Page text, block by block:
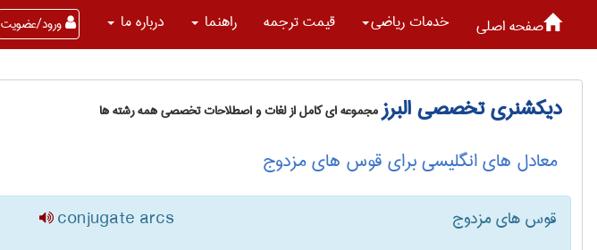
صفحه اصلی خدمات رياضی قیمت ترجمه راهنما درباره ما ورود/عضویت
دیکشنری تخصصی البرزمجموعه ای کامل از لغات و اصطلاحات تخصصی همه رشته ها
معادل های انگلیسی برای قوس های مزدوج
قوس های مزدوج conjugate arcs